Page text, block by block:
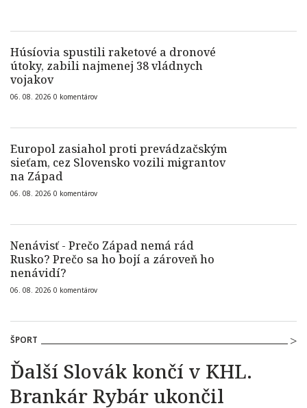
Húsíovia spustili raketové a dronové
útoky, zabili najmenej 38 vládnych
vojakov
06. 08. 2026 0 komentárov
Europol zasiahol proti prevádzačským
sieťam, cez Slovensko vozili migrantov
na Západ
06. 08. 2026 0 komentárov
Nenávisť - Prečo Západ nemá rád
Rusko? Prečo sa ho bojí a zároveň ho
nenávidí?
06. 08. 2026 0 komentárov
ŠPORT